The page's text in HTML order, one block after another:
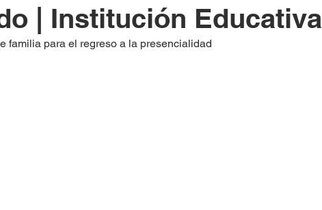
| Institución Educativa
familia para el regreso a la presencialidad